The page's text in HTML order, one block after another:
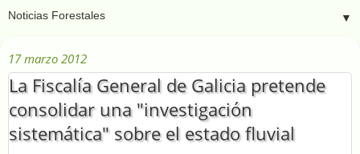
▼
17 marzo 2012
La Fiscalía General de Galicia pretende
consolidar una "investigación
sistemática" sobre el estado fluvial